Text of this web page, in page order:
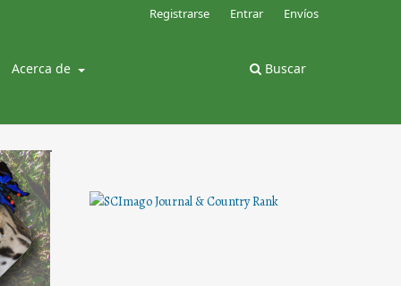
Acerca de Buscar
Registrarse Entrar Envíos